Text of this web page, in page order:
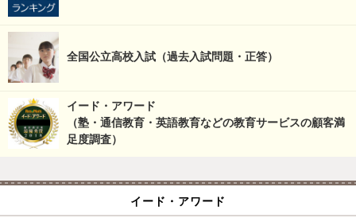
全国公立高校入試（過去入試問題・正答）
イード・アワード
（塾・通信教育・英語教育などの教育サービスの顧客満
足度調査）
イード・アワード